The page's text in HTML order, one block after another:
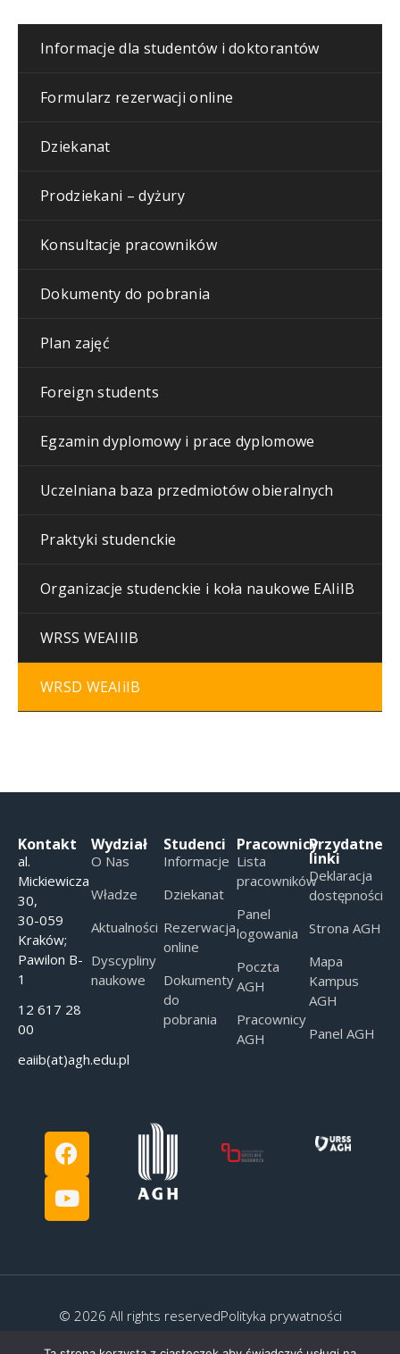
Informacje dla studentów i doktorantów
Formularz rezerwacji online
Dziekanat
Prodziekani – dyżury
Konsultacje pracowników
Dokumenty do pobrania
Plan zajęć
Foreign students
Egzamin dyplomowy i prace dyplomowe
Uczelniana baza przedmiotów obieralnych
Praktyki studenckie
Organizacje studenckie i koła naukowe EAIiIB
WRSS WEAIIIB
WRSD WEAIiIB
Kontakt
al.
Mickiewicza
30,
30-059
Kraków;
Pawilon B-
1
12 617 28
00
eaiib(at)agh.edu.pl
Wydział
O Nas
Władze
Aktualności
Dyscypliny
naukowe
Studenci
Informacje
Dziekanat
Rezerwacja
online
Dokumenty
do
pobrania
Pracownicy
Lista
pracowników
Panel
logowania
Poczta
AGH
Pracownicy
AGH
Przydatne
linki
Deklaracja
dostępności
Strona AGH
Mapa
Kampus
AGH
Panel AGH
© 2026 All rights reservedPolityka prywatności